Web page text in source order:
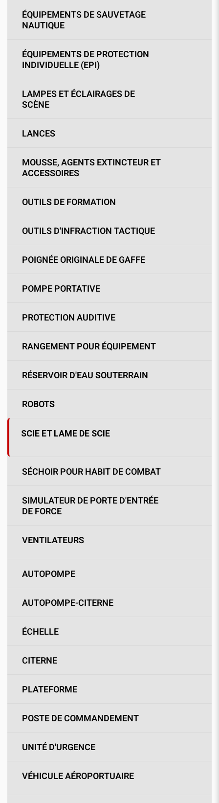
ÉQUIPEMENTS DE SAUVETAGE
NAUTIQUE
ÉQUIPEMENTS DE PROTECTION
INDIVIDUELLE (EPI)
LAMPES ET ÉCLAIRAGES DE
SCÈNE
LANCES
MOUSSE, AGENTS EXTINCTEUR ET
ACCESSOIRES
OUTILS DE FORMATION
OUTILS D'INFRACTION TACTIQUE
POIGNÉE ORIGINALE DE GAFFE
POMPE PORTATIVE
PROTECTION AUDITIVE
RANGEMENT POUR ÉQUIPEMENT
RÉSERVOIR D'EAU SOUTERRAIN
ROBOTS
SCIE ET LAME DE SCIE
SÉCHOIR POUR HABIT DE COMBAT
SIMULATEUR DE PORTE D'ENTRÉE
DE FORCE
VENTILATEURS
AUTOPOMPE
AUTOPOMPE-CITERNE
ÉCHELLE
CITERNE
PLATEFORME
POSTE DE COMMANDEMENT
UNITÉ D'URGENCE
VÉHICULE AÉROPORTUAIRE